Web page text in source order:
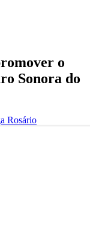
o
Sonora do
Rosário